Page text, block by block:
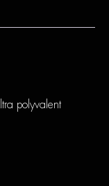
polyvalent